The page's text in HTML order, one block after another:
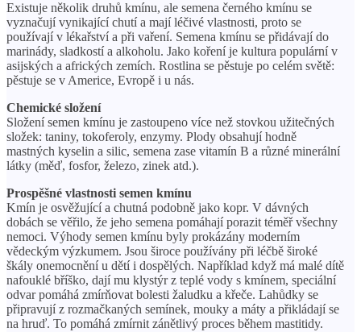
Existuje několik druhů kmínu, ale semena černého kmínu se
vyznačují vynikající chutí a mají léčivé vlastnosti, proto se
používají v lékařství a při vaření. Semena kmínu se přidávají do
marinády, sladkostí a alkoholu. Jako koření je kultura populární v
asijských a afrických zemích. Rostlina se pěstuje po celém světě:
pěstuje se v Americe, Evropě i u nás.
Chemické složení
Složení semen kmínu je zastoupeno více než stovkou užitečných
složek: taniny, tokoferoly, enzymy. Plody obsahují hodně
mastných kyselin a silic, semena zase vitamín B a různé minerální
látky (měď, fosfor, železo, zinek atd.).
Prospěšné vlastnosti semen kmínu
Kmín je osvěžující a chutná podobně jako kopr. V dávných
dobách se věřilo, že jeho semena pomáhají porazit téměř všechny
nemoci. Výhody semen kmínu byly prokázány moderním
vědeckým výzkumem. Jsou široce používány při léčbě široké
škály onemocnění u dětí i dospělých. Například když má malé dítě
nafouklé bříško, dají mu klystýr z teplé vody s kmínem, speciální
odvar pomáhá zmírňovat bolesti žaludku a křeče. Lahůdky se
připravují z rozmačkaných semínek, mouky a máty a přikládají se
na hruď. To pomáhá zmírnit zánětlivý proces během mastitidy.